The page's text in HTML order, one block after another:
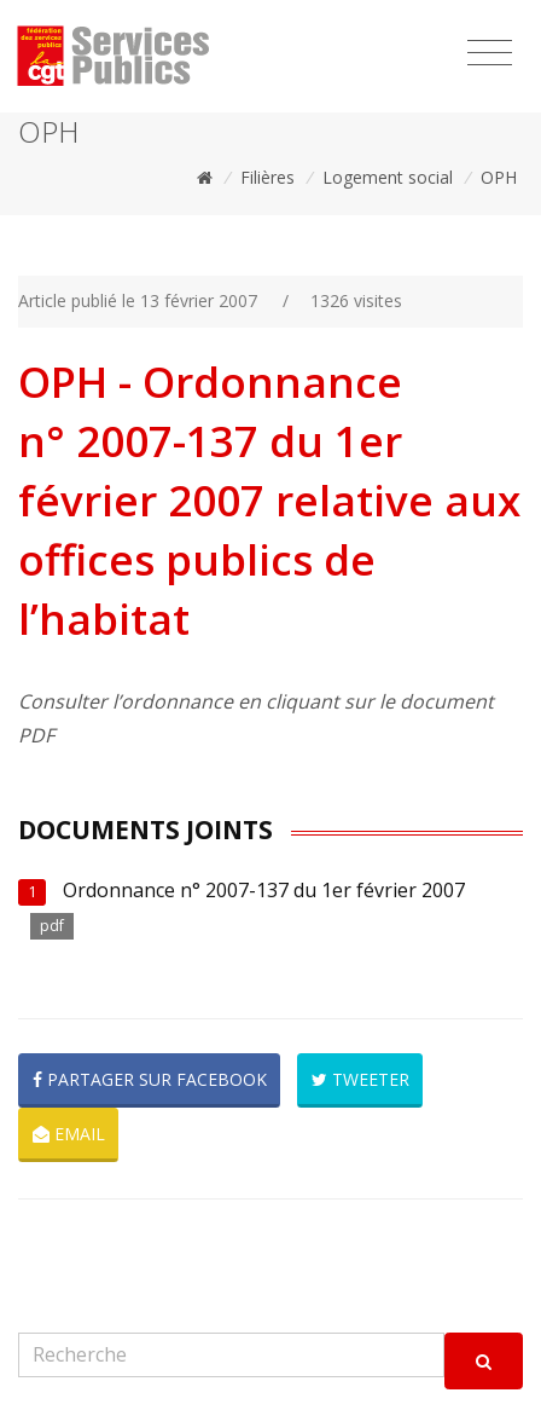
OPH
/ Filières / Logement social / OPH
Article publié le 13 février 2007 / 1326 visites
OPH - Ordonnance
n° 2007-137 du 1er
février 2007 relative aux
offices publics de
l’habitat
Consulter l’ordonnance en cliquant sur le document
PDF
DOCUMENTS JOINTS
1 Ordonnance n° 2007-137 du 1er février 2007
pdf
PARTAGER SUR FACEBOOK TWEETER
EMAIL